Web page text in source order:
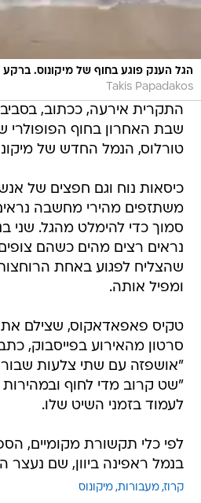
הגל הענק פוגע בחוף של מיקונוס. ברקע
Takis Papadakos
התקרית אירעה, ככתוב,
שבת האחרון בחוף הפופולרי
טורלוס, הנמל החדש של
כיסאות נוח וגם חפצים של
משתזפים מהירי מחשבה
סמוך כדי להימלט מהגל. שני
נראים רצים מהים כשהם
שהצליח לפגוע באחת
ומפיל אותה.
טקיס פאפאדאקוס, שצילם את
סרטון מהאירוע בפייסבוק,
"אושפזה עם שתי צלעות
"שט קרוב מדי לחוף
לעמוד בזמני השיט שלו.
לפי כלי תקשורת מקומיים,
בנמל ראפינה ביוון, שם נעצר
קרוז מעבורות מיקונוס